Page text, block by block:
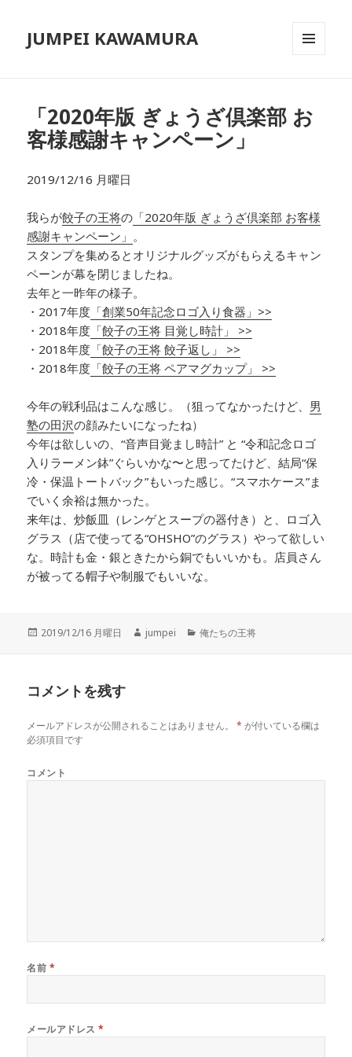
JUMPEI KAWAMURA
「2020年版 ぎょうざ倶楽部 お
客様感謝キャンペーン」
2019/12/16 月曜日
我らが餃子の王将の 「2020年版 ぎょうざ倶楽部 お客様
感謝キャンペーン」 。
スタンプを集めるとオリジナルグッズがもらえるキャン
ペーンが幕を閉じましたね。
去年と一昨年の様子。
・2017年度 「創業50年記念ロゴ入り食器」>>
・2018年度 「餃子の王将 目覚し時計」 >>
・2018年度 「餃子の王将 餃子返し」 >>
・2018年度 「餃子の王将 ペアマグカップ」 >>
今年の戦利品はこんな感じ。（狙ってなかったけど、 男
塾の田沢の顔みたいになったね）
今年は欲しいの、“音声目覚まし時計” と “令和記念ロゴ
入りラーメン鉢”ぐらいかな〜と思ってたけど、結局“保
冷・保温トートバック”もいった感じ。“スマホケース”ま
でいく余裕は無かった。
来年は、炒飯皿（レンゲとスープの器付き）と、ロゴ入
グラス（店で使ってる“OHSHO”のグラス）やって欲しい
な。時計も金・銀ときたから銅でもいいかも。店員さん
が被ってる帽子や制服でもいいな。
投
2019/12/16 月曜日
作
jumpei
カ
俺たちの王将
コメントを残す
メールアドレスが公開されることはありません。 * が付いている欄は
必須項目です
コメント
名前 *
メールアドレス*